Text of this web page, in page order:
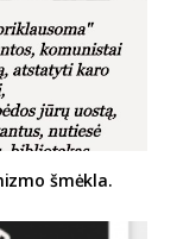
šmėkla.